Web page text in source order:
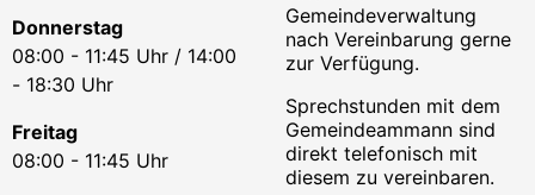
Donnerstag
08:00 - 11:45 Uhr / 14:00
- 18:30 Uhr
Freitag
08:00 - 11:45 Uhr
Gemeindeverwaltung
nach Vereinbarung gerne
zur Verfügung.
Sprechstunden mit dem
Gemeindeammann sind
direkt telefonisch mit
diesem zu vereinbaren.